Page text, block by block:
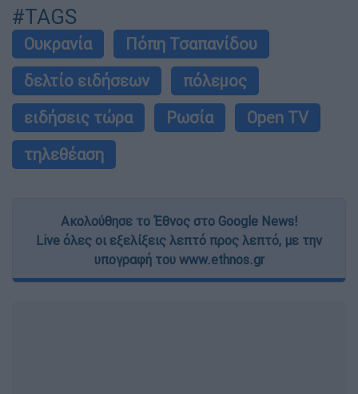
#TAGS
Ουκρανία
Πόπη Τσαπανίδου
δελτίο ειδήσεων
πόλεμος
ειδήσεις τώρα
Ρωσία
Open TV
τηλεθέαση
Ακολούθησε το Έθνος στο Google News!
Live όλες οι εξελίξεις λεπτό προς λεπτό, με την
υπογραφή του www.ethnos.gr